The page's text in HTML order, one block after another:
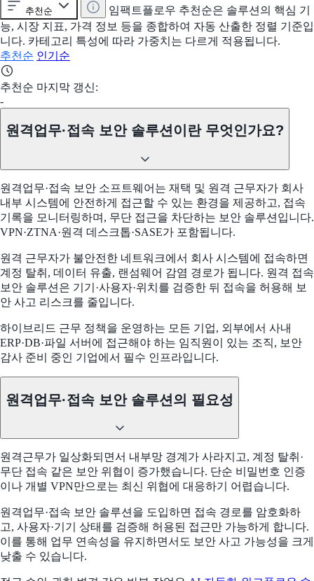
추천순
임팩트플로우 추천순은 솔루션의 핵심 기
능, 시장 지표, 가격 정보 등을 종합하여 자동 산출한 정렬 기준입
니다. 카테고리 특성에 따라 가중치는 다르게 적용됩니다.
추천순 인기순
추천순 마지막 갱신:
-
원격업무·접속 보안 솔루션이란 무엇인가요?
원격업무·접속 보안 소프트웨어는 재택 및 원격 근무자가 회사
내부 시스템에 안전하게 접근할 수 있는 환경을 제공하고, 접속
기록을 모니터링하며, 무단 접근을 차단하는 보안 솔루션입니다.
VPN·ZTNA·원격 데스크톱·SASE가 포함됩니다.
원격 근무자가 불안전한 네트워크에서 회사 시스템에 접속하면
계정 탈취, 데이터 유출, 랜섬웨어 감염 경로가 됩니다. 원격 접속
보안 솔루션은 기기·사용자·위치를 검증한 뒤 접속을 허용해 보
안 사고 리스크를 줄입니다.
하이브리드 근무 정책을 운영하는 모든 기업, 외부에서 사내
ERP·DB·파일 서버에 접근해야 하는 임직원이 있는 조직, 보안
감사 준비 중인 기업에서 필수 인프라입니다.
원격업무·접속 보안 솔루션의 필요성
원격근무가 일상화되면서 내부망 경계가 사라지고, 계정 탈취·
무단 접속 같은 보안 위협이 증가했습니다. 단순 비밀번호 인증
이나 개별 VPN만으로는 최신 위협에 대응하기 어렵습니다.
원격업무·접속 보안 솔루션을 도입하면 접속 경로를 암호화하
고, 사용자·기기 상태를 검증해 허용된 접근만 가능하게 합니다.
이를 통해 업무 연속성을 유지하면서도 보안 사고 가능성을 크게
낮출 수 있습니다.